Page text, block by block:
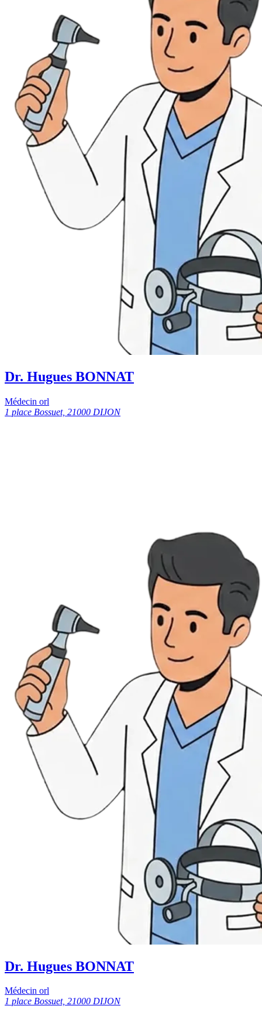
Dr. Hugues BONNAT
Médecin orl
1 place Bossuet, 21000 DIJON
Dr. Hugues BONNAT
Médecin orl
1 place Bossuet, 21000 DIJON